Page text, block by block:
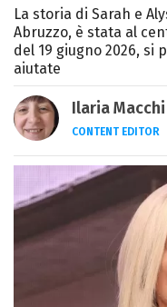
La storia di Sarah e
Abruzzo, è stata al
del 19 giugno 2026, si
aiutate
Ilaria Macchi
CONTENT EDITOR
Laureata in
giornalismo,
cerco